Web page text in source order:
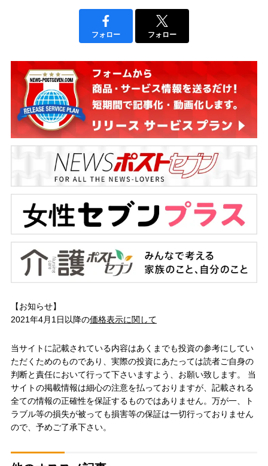
フォロー フォロー
【お知らせ】
2021年4月1日以降の価格表示に関して
当サイトに記載されている内容はあくまでも投資の参考にしてい
ただくためのものであり、実際の投資にあたっては読者ご自身の
判断と責任において行って下さいますよう、お願い致します。 当
サイトの掲載情報は細心の注意を払っておりますが、記載される
全ての情報の正確性を保証するものではありません。万が一、ト
ラブル等の損失が被っても損害等の保証は一切行っておりません
ので、予めご了承下さい。